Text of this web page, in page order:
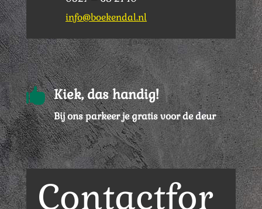
info@boekendal.nl
 Kiek, das handig!
Bij ons parkeer je gratis voor de deur
Contactfor